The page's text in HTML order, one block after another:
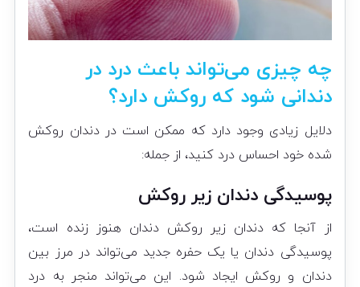
چه چیزی می‌تواند باعث درد در
دندانی شود که روکش دارد؟
دلایل زیادی وجود دارد که ممکن است در دندان روکش
شده خود احساس درد کنید، از جمله:
پوسیدگی دندان زیر روکش
از آنجا که دندان زیر روکش دندان هنوز زنده است،
پوسیدگی دندان یا یک حفره جدید می‌تواند در مرز بین
دندان و روکش ایجاد شود. این می‌تواند منجر به درد